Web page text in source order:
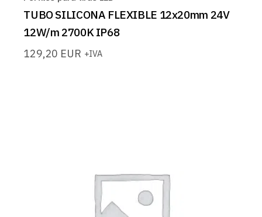
TUBO SILICONA FLEXIBLE 12x20mm 24V
12W/m 2700K IP68
129,20 EUR +IVA